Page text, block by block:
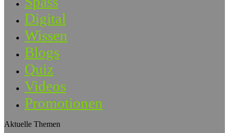
Digital
Wissen
Blogs
Quiz
Videos
Promotionen
Aktuelle Themen